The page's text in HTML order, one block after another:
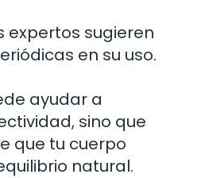
expertos sugieren
en su uso.
ayudar a
sino que
que tu cuerpo
natural.